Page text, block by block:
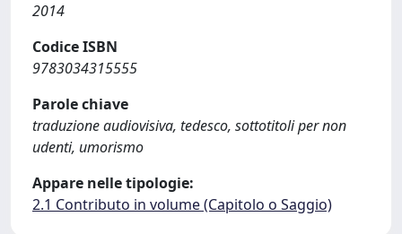
2014
Codice ISBN
9783034315555
Parole chiave
traduzione audiovisiva, tedesco, sottotitoli per non
udenti, umorismo
Appare nelle tipologie:
2.1 Contributo in volume (Capitolo o Saggio)